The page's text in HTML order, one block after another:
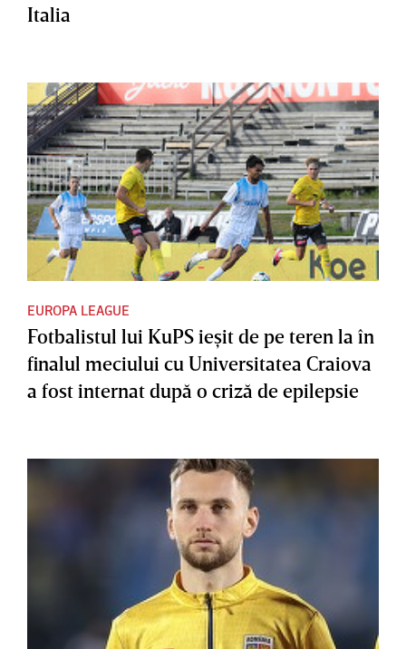
Italia
EUROPA LEAGUE
Fotbalistul lui KuPS ieşit de pe teren la în
finalul meciului cu Universitatea Craiova
a fost internat după o criză de epilepsie